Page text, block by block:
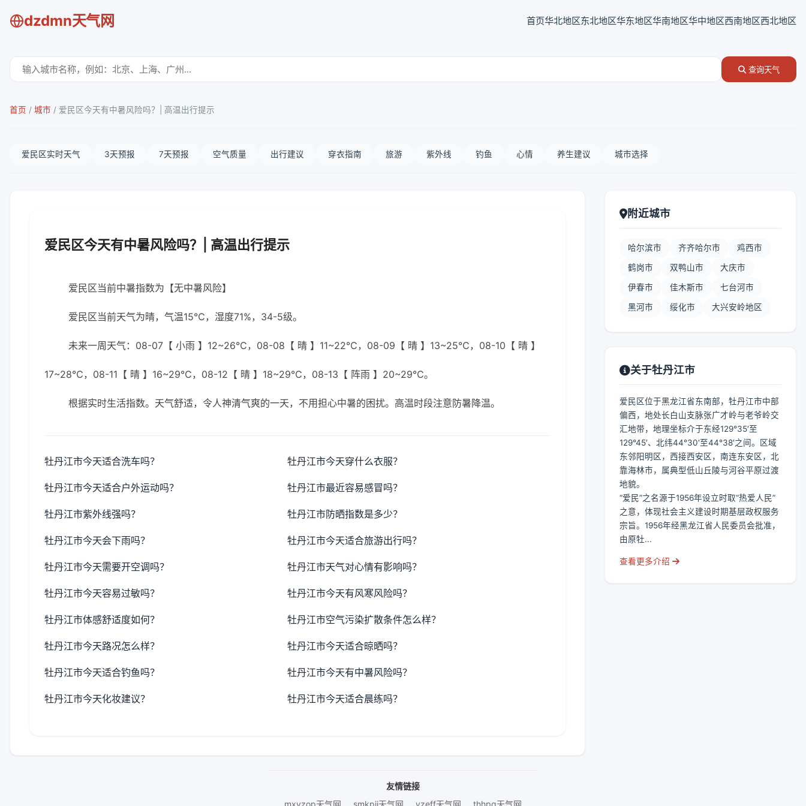
dzdmn天气网 首页华北地区东北地区华东地区华南地区华中地区西南地区西北地区
查询天气
首页 / 城市 / 爱民区今天有中暑风险吗？| 高温出行提示
爱民区实时天气 3天预报 7天预报 空气质量 出行建议 穿衣指南 旅游 紫外线 钓鱼 心情 养生建议 城市选择
爱民区今天有中暑风险吗？| 高温出行提示
爱民区当前中暑指数为【无中暑风险】
爱民区当前天气为晴，气温15℃，湿度71%，34-5级。
未来一周天气：08-07【 小雨 】12~26℃，08-08【 晴 】11~22℃，08-09【 晴 】13~25℃，08-10【 晴 】
17~28℃，08-11【 晴 】16~29℃，08-12【 晴 】18~29℃，08-13【 阵雨 】20~29℃。
根据实时生活指数。天气舒适，令人神清气爽的一天，不用担心中暑的困扰。高温时段注意防暑降温。
牡丹江市今天适合洗车吗？ 牡丹江市今天穿什么衣服？
牡丹江市今天适合户外运动吗？ 牡丹江市最近容易感冒吗？
牡丹江市紫外线强吗？ 牡丹江市防晒指数是多少？
牡丹江市今天会下雨吗？ 牡丹江市今天适合旅游出行吗？
牡丹江市今天需要开空调吗？ 牡丹江市天气对心情有影响吗？
牡丹江市今天容易过敏吗？ 牡丹江市今天有风寒风险吗？
牡丹江市体感舒适度如何？ 牡丹江市空气污染扩散条件怎么样？
牡丹江市今天路况怎么样？ 牡丹江市今天适合晾晒吗？
牡丹江市今天适合钓鱼吗？ 牡丹江市今天有中暑风险吗？
牡丹江市今天化妆建议？ 牡丹江市今天适合晨练吗？
附近城市
哈尔滨市 齐齐哈尔市 鸡西市
鹤岗市 双鸭山市 大庆市
伊春市 佳木斯市 七台河市
黑河市 绥化市 大兴安岭地区
关于牡丹江市
爱民区位于黑龙江省东南部，牡丹江市中部
偏西，地处长白山支脉张广才岭与老爷岭交
汇地带，地理坐标介于东经129°35′至
129°45′、北纬44°30′至44°38′之间。区域
东邻阳明区，西接西安区，南连东安区，北
靠海林市，属典型低山丘陵与河谷平原过渡
地貌。
“爱民”之名源于1956年设立时取“热爱人民”
之意，体现社会主义建设时期基层政权服务
宗旨。1956年经黑龙江省人民委员会批准，
由原牡...
查看更多介绍
友情链接
mxyzop天气网
smkpjj天气网 yzeff天气网 thhpq天气网